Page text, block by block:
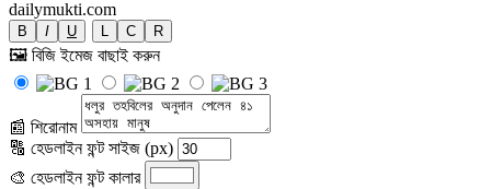
dailymukti.com
B I U C R
🖼️ বিজি ইমেজ বাছাই করুন
📰 শিরোনাম
🔠 হেডলাইন ফন্ট সাইজ (px)
🎨 হেডলাইন ফন্ট কালার